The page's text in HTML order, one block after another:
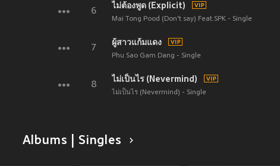
6
ไม่ต้องพูด (Explicit)
Mai Tong Pood (Don't say) Feat.SPK - Single
7
ผู้สาวแก้มแดง
Phu Sao Gam Dang - Single
8
ไม่เป็นไร (Nevermind)
ไม่เป็นไร (Nevermind) - Single
Albums | Singles